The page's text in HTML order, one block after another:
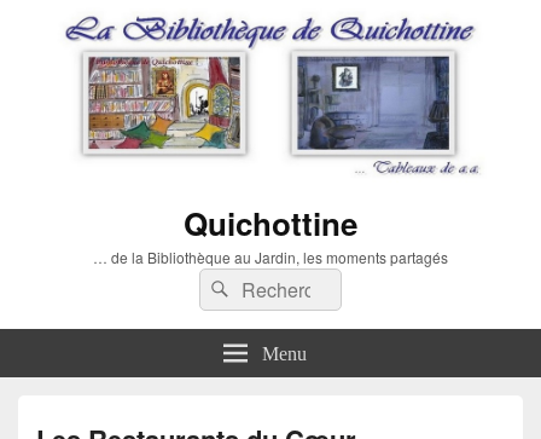
Quichottine
… de la Bibliothèque au Jardin, les moments partagés
Recherche :
Rechercher
Menu